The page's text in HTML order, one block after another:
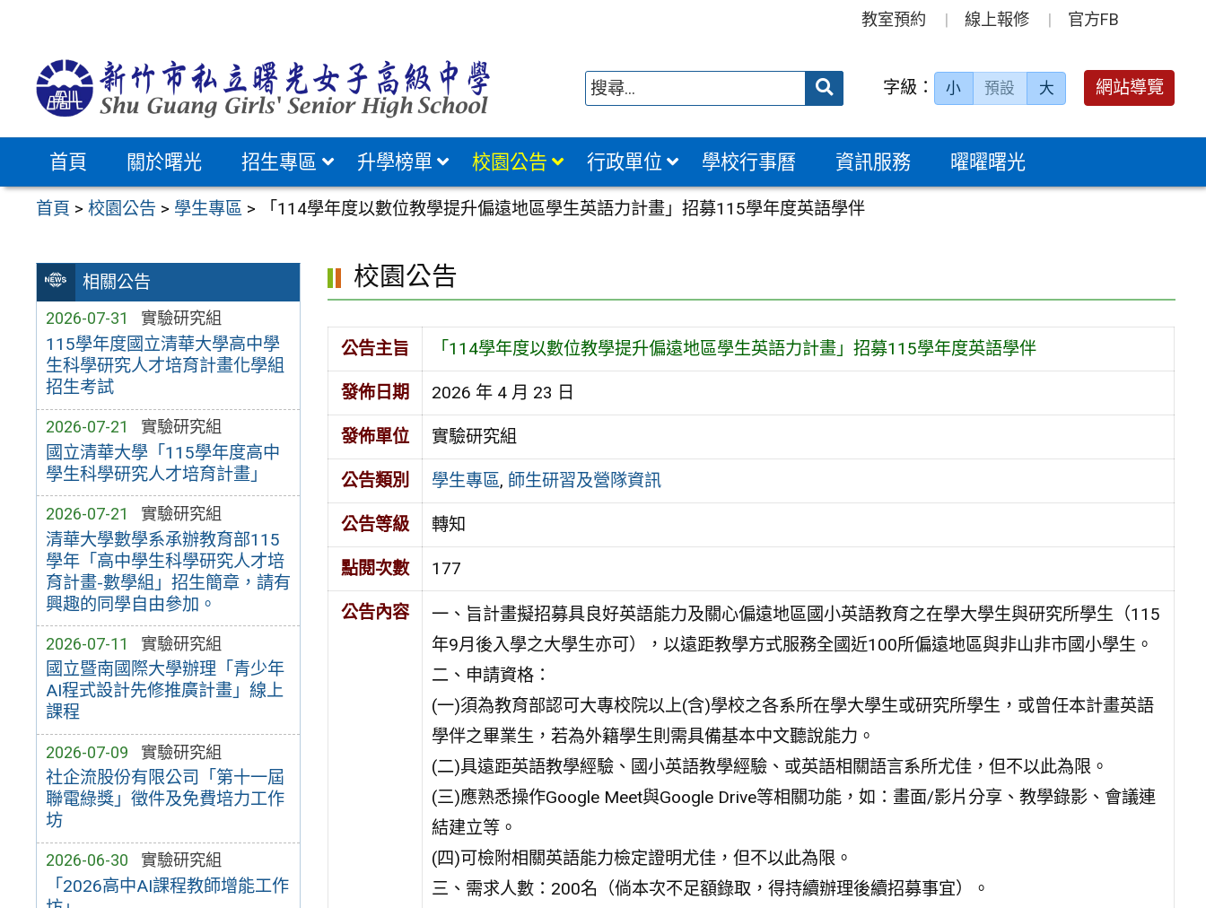
教室預約 線上報修 官方FB
送出 字級： 小 預設 大 網站導覽
首頁 關於曙光 招生專區 升學榜單 校園公告 行政單位 學校行事曆 資訊服務 曜曜曙光
首頁 >校園公告 > 學生專區 > 「114學年度以數位教學提升偏遠地區學生英語力計畫」招募115學年度英語學伴
相關公告
2026-07-31 實驗研究組
115學年度國立清華大學高中學
生科學研究人才培育計畫化學組
招生考試
2026-07-21 實驗研究組
國立清華大學「115學年度高中
學生科學研究人才培育計畫」
2026-07-21 實驗研究組
清華大學數學系承辦教育部115
學年「高中學生科學研究人才培
育計畫-數學組」招生簡章，請有
興趣的同學自由參加。
2026-07-11 實驗研究組
國立暨南國際大學辦理「青少年
AI程式設計先修推廣計畫」線上
課程
2026-07-09 實驗研究組
社企流股份有限公司「第十一屆
聯電綠獎」徵件及免費培力工作
坊
2026-06-30 實驗研究組
「2026高中AI課程教師增能工作
校園公告
公告主旨 「114學年度以數位教學提升偏遠地區學生英語力計畫」招募115學年度英語學伴
發佈日期 2026 年 4 月 23 日
發佈單位 實驗研究組
公告類別 學生專區, 師生研習及營隊資訊
公告等級 轉知
點閱次數 177
公告內容
一、旨計畫擬招募具良好英語能力及關心偏遠地區國小英語教育之在學大學生與研究所學生（115
年9月後入學之大學生亦可），以遠距教學方式服務全國近100所偏遠地區與非山非市國小學生。
二、申請資格：
(一)須為教育部認可大專校院以上(含)學校之各系所在學大學生或研究所學生，或曾任本計畫英語
學伴之畢業生，若為外籍學生則需具備基本中文聽說能力。
(二)具遠距英語教學經驗、國小英語教學經驗、或英語相關語言系所尤佳，但不以此為限。
(三)應熟悉操作Google Meet與Google Drive等相關功能，如：畫面/影片分享、教學錄影、會議連
結建立等。
(四)可檢附相關英語能力檢定證明尤佳，但不以此為限。
三、需求人數：200名（倘本次不足額錄取，得持續辦理後續招募事宜）。